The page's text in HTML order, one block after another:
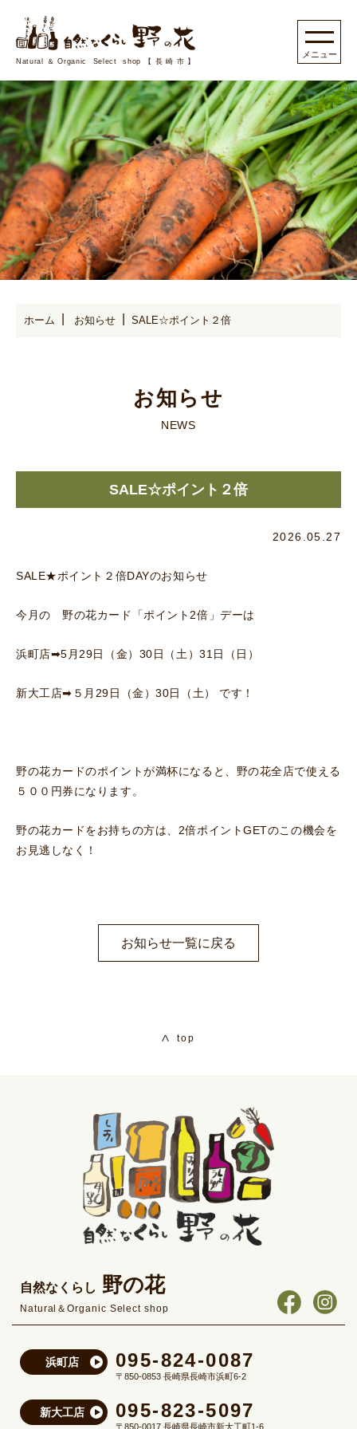
Natural＆Organic Select shop【長崎市】
ホーム お知らせ SALE☆ポイント２倍
お知らせ
NEWS
SALE☆ポイント２倍
2026.05.27
SALE★ポイント２倍DAYのお知らせ
今月の 野の花カード「ポイント2倍」デーは
浜町店➡5月29日（金）30日（土）31日（日）
新大工店➡５月29日（金）30日（土） です！
野の花カードのポイントが満杯になると、野の花全店で使える
５００円券になります。
野の花カードをお持ちの方は、2倍ポイントGETのこの機会を
お見逃しなく！
お知らせ一覧に戻る
top
自然なくらし 野の花
Natural＆Organic Select shop
浜町店 095-824-0087
〒850-0853 長崎県長崎市浜町6-2
新大工店 095-823-5097
〒850-0017 長崎県長崎市新大工町1-6